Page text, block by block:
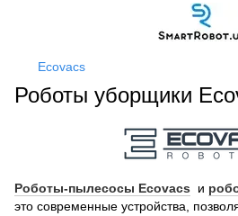
Ecovacs
Роботы уборщики
Роботы-пылесосы Ecovacs и
это современные устройства,